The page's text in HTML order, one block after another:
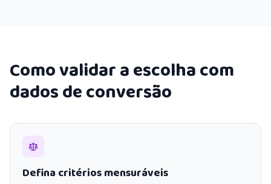
Como validar a escolha com
dados de conversão
Defina critérios mensuráveis